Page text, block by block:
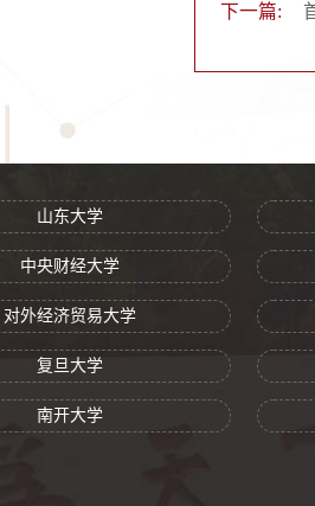
下一篇:
山东大学
中央财经大学
对外经济贸易大学
复旦大学
南开大学